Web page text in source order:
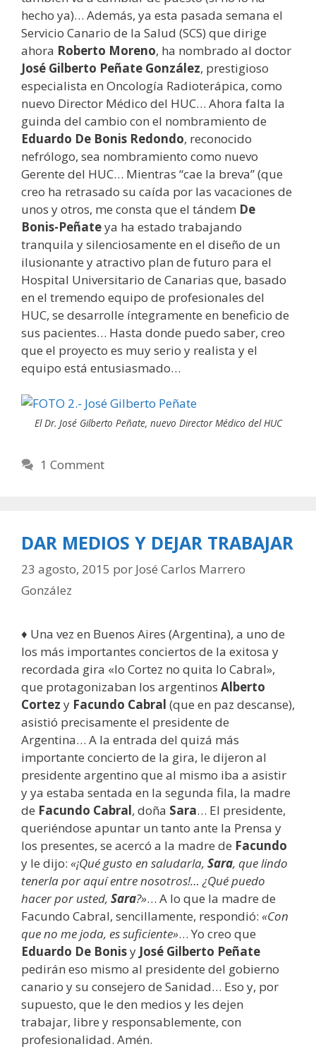
hecho ya)… Además, ya esta pasada semana el
Servicio Canario de la Salud (SCS) que dirige
ahora Roberto Moreno, ha nombrado al doctor
José Gilberto Peñate González, prestigioso
especialista en Oncología Radioterápica, como
nuevo Director Médico del HUC… Ahora falta la
guinda del cambio con el nombramiento de
Eduardo De Bonis Redondo, reconocido
nefrólogo, sea nombramiento como nuevo
Gerente del HUC… Mientras “cae la breva” (que
creo ha retrasado su caída por las vacaciones de
unos y otros, me consta que el tándem De
Bonis-Peñateya ha estado trabajando
tranquila y silenciosamente en el diseño de un
ilusionante y atractivo plan de futuro para el
Hospital Universitario de Canarias que, basado
en el tremendo equipo de profesionales del
HUC, se desarrolle íntegramente en beneficio de
sus pacientes… Hasta donde puedo saber, creo
que el proyecto es muy serio y realista y el
equipo está entusiasmado…
El Dr. José Gilberto Peñate, nuevo Director Médico del HUC
1 Comment
DAR MEDIOS Y DEJAR TRABAJAR
23 agosto, 2015 por José Carlos Marrero
González
♦ Una vez en Buenos Aires (Argentina), a uno de
los más importantes conciertos de la exitosa y
recordada gira «lo Cortez no quita lo Cabral»,
que protagonizaban los argentinos Alberto
Cortez y Facundo Cabral (que en paz descanse),
asistió precisamente el presidente de
Argentina… A la entrada del quizá más
importante concierto de la gira, le dijeron al
presidente argentino que al mismo iba a asistir
y ya estaba sentada en la segunda fila, la madre
de Facundo Cabral, doña Sara… El presidente,
queriéndose apuntar un tanto ante la Prensa y
los presentes, se acercó a la madre de Facundo
y le dijo: «¡Qué gusto en saludarla, Sara, que lindo
tenerla por aquí entre nosotros!… ¿Qué puedo
hacer por usted, Sara?»… A lo que la madre de
Facundo Cabral, sencillamente, respondió: «Con
que no me joda, es suficiente»… Yo creo que
Eduardo De Bonisy José Gilberto Peñate
pedirán eso mismo al presidente del gobierno
canario y su consejero de Sanidad… Eso y, por
supuesto, que le den medios y les dejen
trabajar, libre y responsablemente, con
profesionalidad. Amén.